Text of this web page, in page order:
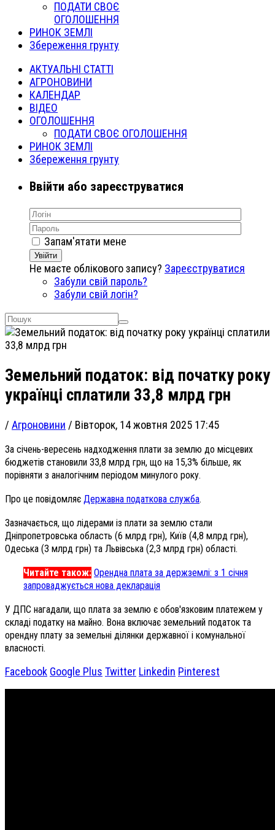
ПОДАТИ СВОЄ
ОГОЛОШЕННЯ
РИНОК ЗЕМЛІ
Збереження грунту
АКТУАЛЬНІ СТАТТІ
АГРОНОВИНИ
КАЛЕНДАР
ВІДЕО
ОГОЛОШЕННЯ
ПОДАТИ СВОЄ ОГОЛОШЕННЯ
РИНОК ЗЕМЛІ
Збереження грунту
Ввійти або зареєструватися
Запам'ятати мене
Увійти
Не маєте облікового запису? Зареєструватися
Забули свій пароль?
Забули свій логін?
Земельний податок: від початку року
українці сплатили 33,8 млрд грн
/ Агроновини / Вівторок, 14 жовтня 2025 17:45
За січень-вересень надходження плати за землю до місцевих
бюджетів становили 33,8 млрд грн, що на 15,3% більше, як
порівняти з аналогічним періодом минулого року.
Про це повідомляє Державна податкова служба.
Зазначається, що лідерами із плати за землю стали
Дніпропетровська область (6 млрд грн), Київ (4,8 млрд грн),
Одеська (3 млрд грн) та Львівська (2,3 млрд грн) області.
Читайте також: Орендна плата за держземлі: з 1 січня
запроваджується нова декларація
У ДПС нагадали, що плата за землю є обов'язковим платежем у
складі податку на майно. Вона включає земельний податок та
орендну плату за земельні ділянки державної і комунальної
власності.
Facebook Google Plus Twitter Linkedin Pinterest